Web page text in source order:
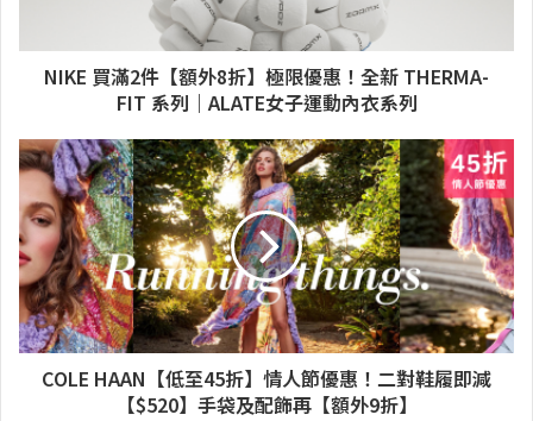
NIKE 買滿2件【額外8折】極限優惠！全新 THERMA-
FIT 系列｜ALATE女子運動內衣系列
COLE HAAN【低至45折】情人節優惠！二對鞋履即減
【$520】手袋及配飾再【額外9折】